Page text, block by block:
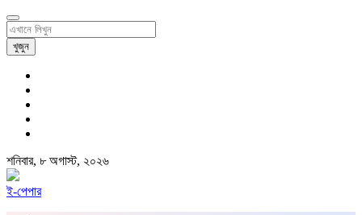
খুজুন
শনিবার, ৮ অগাস্ট, ২০২৬
ই-পেপার